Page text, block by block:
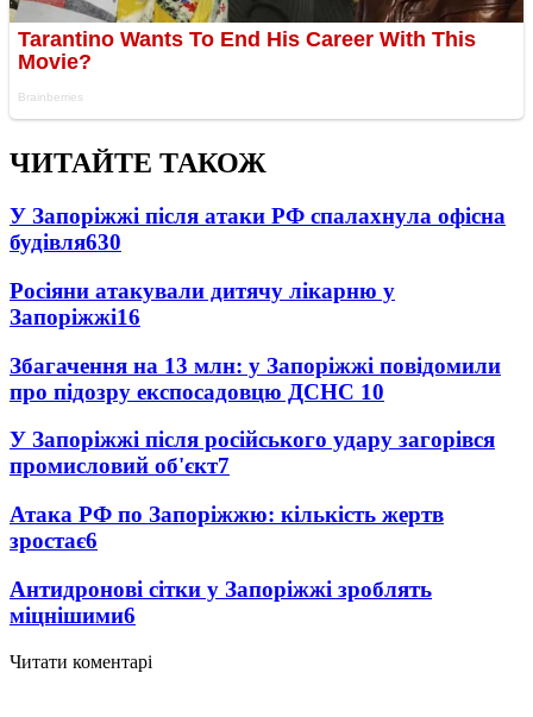
ЧИТАЙТЕ ТАКОЖ
У Запоріжжі після атаки РФ спалахнула офісна
будівля630
Росіяни атакували дитячу лікарню у
Запоріжжі16
Збагачення на 13 млн: у Запоріжжі повідомили
про підозру експосадовцю ДСНС 10
У Запоріжжі після російського удару загорівся
промисловий об'єкт7
Атака РФ по Запоріжжю: кількість жертв
зростає6
Антидронові сітки у Запоріжжі зроблять
міцнішими6
Читати коментарі